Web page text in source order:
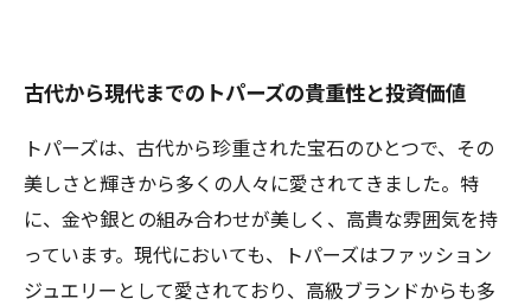
古代から現代までのトパーズの貴重性と投資価値
トパーズは、古代から珍重された宝石のひとつで、その
美しさと輝きから多くの人々に愛されてきました。特
に、金や銀との組み合わせが美しく、高貴な雰囲気を持
っています。現代においても、トパーズはファッション
ジュエリーとして愛されており、高級ブランドからも多